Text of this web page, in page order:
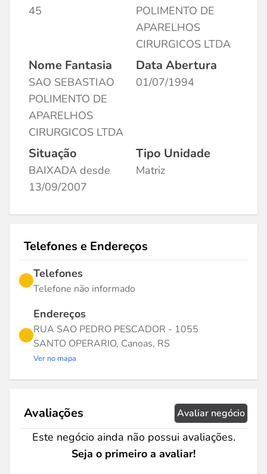
45
POLIMENTO DE
APARELHOS
CIRURGICOS LTDA
Nome Fantasia
SAO SEBASTIAO
POLIMENTO DE
APARELHOS
CIRURGICOS LTDA
Data Abertura
01/07/1994
Situação
BAIXADA desde
13/09/2007
Tipo Unidade
Matriz
Telefones e Endereços
Telefones
Telefone não informado
Endereços
RUA SAO PEDRO PESCADOR - 1055
SANTO OPERARIO, Canoas, RS
Ver no mapa
Avaliações Avaliar negócio
Este negócio ainda não possui avaliações.
Seja o primeiro a avaliar!